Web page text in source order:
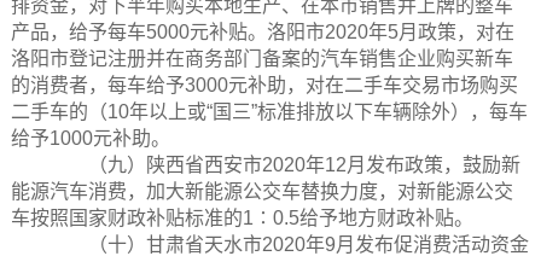
排资金，对下半年购买本地生产、在本市销售并上牌的整车
产品，给予每车5000元补贴。洛阳市2020年5月政策，对在
洛阳市登记注册并在商务部门备案的汽车销售企业购买新车
的消费者，每车给予3000元补助，对在二手车交易市场购买
二手车的（10年以上或“国三”标准排放以下车辆除外），每车
给予1000元补助。
（九）陕西省西安市2020年12月发布政策，鼓励新
能源汽车消费，加大新能源公交车替换力度，对新能源公交
车按照国家财政补贴标准的1∶0.5给予地方财政补贴。
（十）甘肃省天水市2020年9月发布促消费活动资金